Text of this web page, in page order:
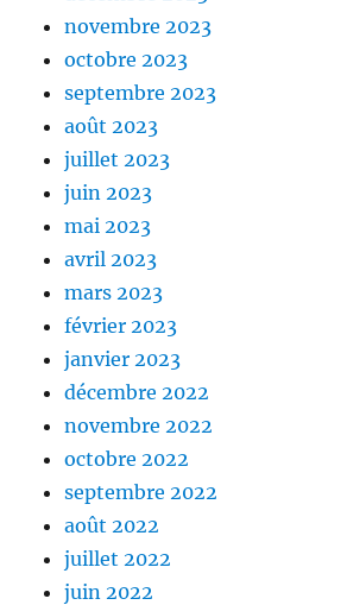
novembre 2023
octobre 2023
septembre 2023
août 2023
juillet 2023
juin 2023
mai 2023
avril 2023
mars 2023
février 2023
janvier 2023
décembre 2022
novembre 2022
octobre 2022
septembre 2022
août 2022
juillet 2022
juin 2022